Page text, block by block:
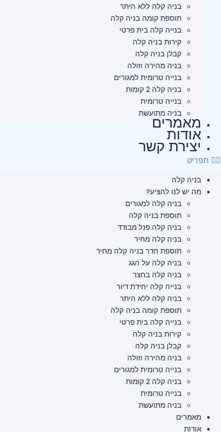
בניה קלה ללא היתר
תוספת קומה בניה קלה
בנייה קלה בית פרטי
קירות בניה קלה
קבלן בניה קלה
בניה מהירה וזולה
בנייה טרומית למגורים
בניה קלה 2 קומות
בנייה טרומית
בניה מתועשת
מאמרים
אודות
יצירת קשר
תפריט
בניה קלה
מה יש לנו להציע?
בניה קלה למגורים
תוספת בניה קלה
בניה קלה פנל מבודד
בניה קלה מחיר
תוספת חדר בניה קלה מחיר
בניה קלה על הגג
בניה קלה בחצר
בנייה קלה יחידת דיור
בניה קלה ללא היתר
תוספת קומה בניה קלה
בנייה קלה בית פרטי
קירות בניה קלה
קבלן בניה קלה
בניה מהירה וזולה
בנייה טרומית למגורים
בניה קלה 2 קומות
בנייה טרומית
בניה מתועשת
מאמרים
אודות